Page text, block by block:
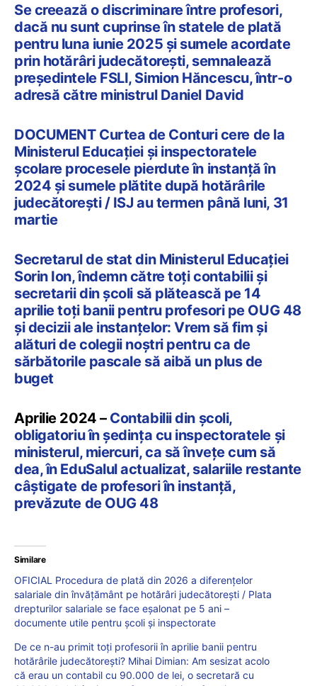
Se creează o discriminare între profesori,
dacă nu sunt cuprinse în statele de plată
pentru luna iunie 2025 și sumele acordate
prin hotărâri judecătorești, semnalează
președintele FSLI, Simion Hăncescu, într-o
adresă către ministrul Daniel David
DOCUMENT Curtea de Conturi cere de la
Ministerul Educației și inspectoratele
școlare procesele pierdute în instanță în
2024 și sumele plătite după hotărârile
judecătorești / ISJ au termen până luni, 31
martie
Secretarul de stat din Ministerul Educației
Sorin Ion, îndemn către toți contabilii și
secretarii din școli să plătească pe 14
aprilie toți banii pentru profesori pe OUG 48
și decizii ale instanțelor: Vrem să fim și
alături de colegii noștri pentru ca de
sărbătorile pascale să aibă un plus de
buget
Aprilie 2024 – Contabilii din școli,
obligatoriu în ședința cu inspectoratele și
ministerul, miercuri, ca să învețe cum să
dea, în EduSalul actualizat, salariile restante
câștigate de profesori în instanță,
prevăzute de OUG 48
Similare
OFICIAL Procedura de plată din 2026 a diferențelor
salariale din învățământ pe hotărâri judecătorești / Plata
drepturilor salariale se face eșalonat pe 5 ani –
documente utile pentru școli și inspectorate
De ce n-au primit toți profesorii în aprilie banii pentru
hotărârile judecătorești? Mihai Dimian: Am sesizat acolo
că erau un contabil cu 90.000 de lei, o secretară cu